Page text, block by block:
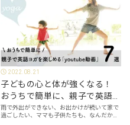
2022.08.21
子どもの心と体が強くなる！
おうちで簡単に、親子で英語ヨ
ガを楽しめる「youtube動画」
７選
雨で外出ができない、お出かけが続いて家で
過ごしたい、ママも子供たちも、なんだか疲